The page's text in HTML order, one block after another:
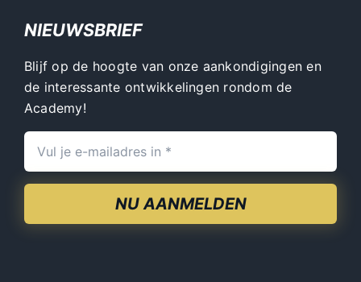
NIEUWSBRIEF
Blijf op de hoogte van onze aankondigingen en
de interessante ontwikkelingen rondom de
Academy!
NU AANMELDEN